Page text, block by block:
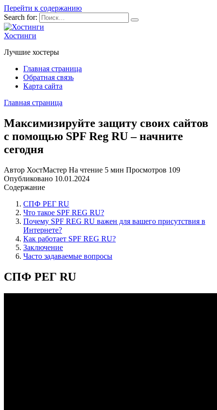
Перейти к содержанию
Search for:
Хостинги
Лучшие хостеры
Главная страница
Обратная связь
Карта сайта
Главная страница
Максимизируйте защиту своих сайтов
с помощью SPF Reg RU – начните
сегодня
Автор ХостМастер На чтение 5 мин Просмотров 109
Опубликовано 10.01.2024
Содержание
СПФ РЕГ RU
Что такое SPF REG RU?
Почему SPF REG RU важен для вашего присутствия в
Интернете?
Как работает SPF REG RU?
Заключение
Часто задаваемые вопросы
СПФ РЕГ RU